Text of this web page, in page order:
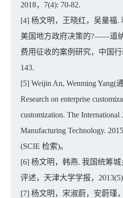
2018，7(4): 70-82.
[4] 杨文明，王晓红，吴量福.
美国地方政府决策的?——道
费用征收的案例研究，中国行
143.
[5] Weijin An, Wenming Yang(
Research on enterprise
customization. The International
Manufacturing Technology.
(SCIE 检索)。
[6] 杨文明，韩燕. 我国统筹
评述，天津大学学报，
[7] 杨文明，宋淑蔚，安蔚瑾